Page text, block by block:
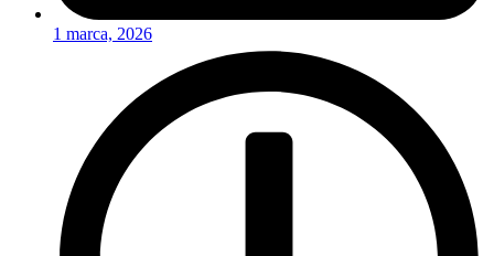
1 marca, 2026